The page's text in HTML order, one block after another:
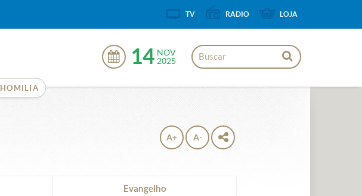
HOMILIA
14 NOV
2025
A+ A-
Evangelho
TV RÁDIO LOJA